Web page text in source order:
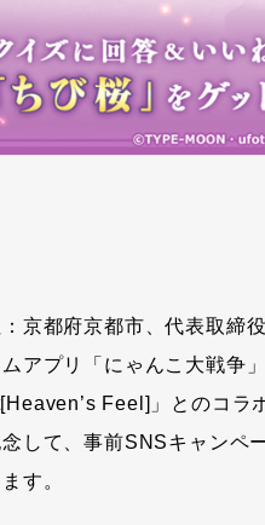
京都府京都市、代表取締
アプリ「にゃんこ大戦争
Feel]」とのコラ
して、事前SNSキャンペ
す。